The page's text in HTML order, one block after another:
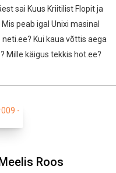
sai Kuus Kriitilist Flopit ja
peab igal Unixi masinal
Kui kaua võttis aega
Mille käigus tekkis hot.ee?
Roos